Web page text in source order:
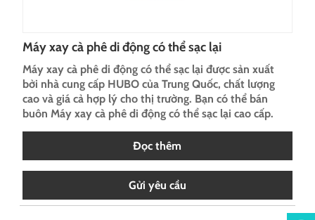
Máy xay cà phê di động có thể sạc lại
Máy xay cà phê di động có thể sạc lại được sản xuất
bởi nhà cung cấp HUBO của Trung Quốc, chất lượng
cao và giá cả hợp lý cho thị trường. Bạn có thể bán
buôn Máy xay cà phê di động có thể sạc lại cao cấp.
Đọc thêm
Gửi yêu cầu